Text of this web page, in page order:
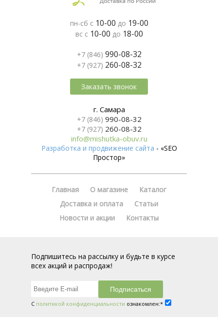
пн-сб с 10-00 до 19-00
вс с 10-00 до 18-00
+7 (846) 990-08-32
+7 (927) 260-08-32
Заказать звонок
г. Самара
+7 (846) 990-08-32
+7 (927) 260-08-32
info@mishutka-obuv.ru
Разработка и продвижение сайта - «SEO
Простор»
Главная О магазине
Каталог
Доставка и оплата
Статьи
Новости и акции
Контакты
Подпишитесь на рассылку и будьте в курсе
всех акций и распродаж!
С политикой конфиденциальности ознакомлен:*